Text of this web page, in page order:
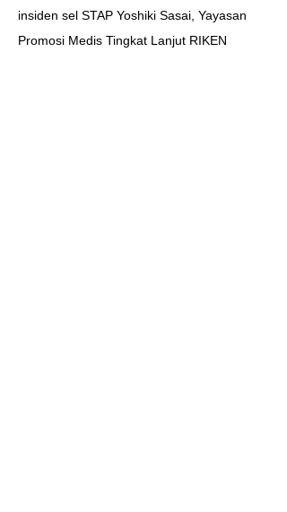
insiden sel STAP Yoshiki Sasai, Yayasan
Promosi Medis Tingkat Lanjut RIKEN